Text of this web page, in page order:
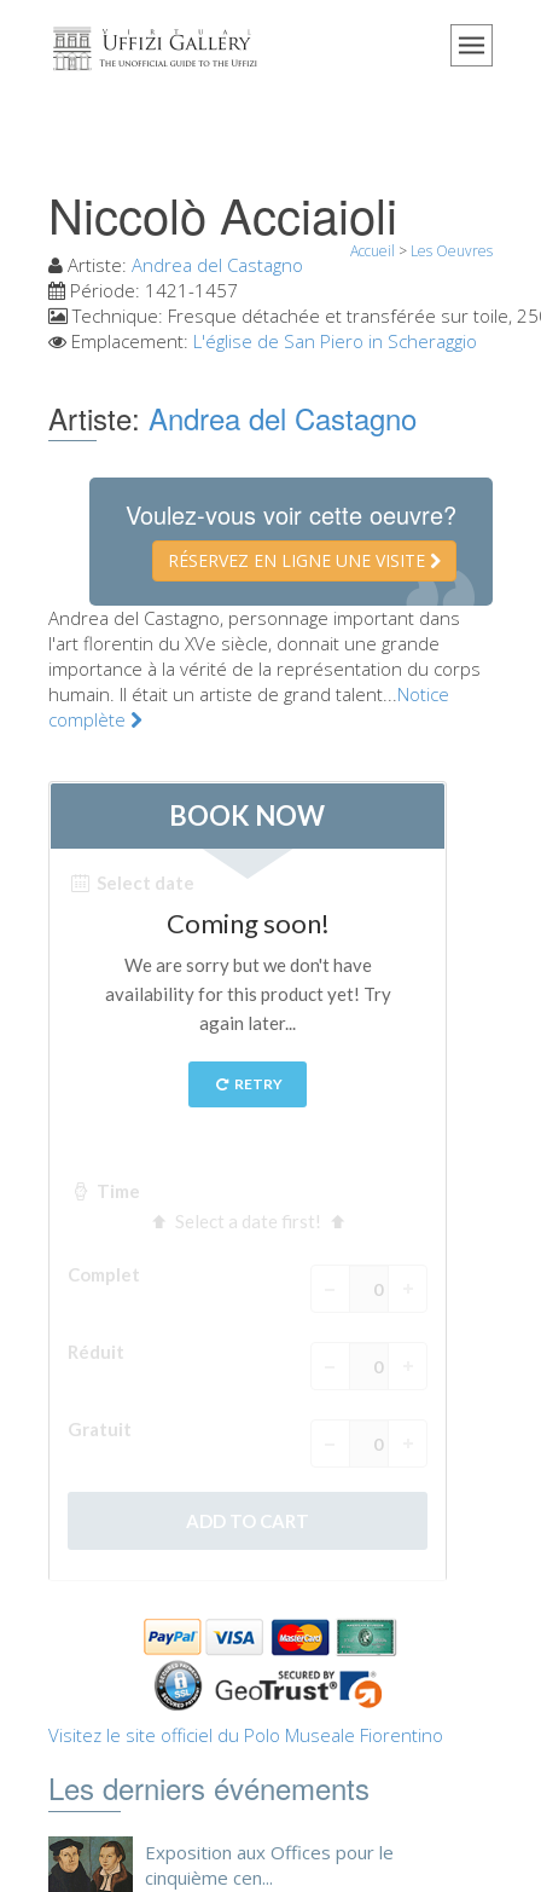
Accueil
Événements et expositions
L' avis des visiteurs
Contact
Explorer la Galerie
Visite virtuelle
Les Oeuvres
Les Salles
Les Artistes
Les nouvelles salles
Les autres Musées
Le Musée national du Bargello
La Galerie Palatine
Les Chapelles Médicis
Le Musée de San Marco
Musée Archéologique
Opificio delle Pietre Dure
Le Musée Galilée
La tour d'Arnolfo
Santa Maria Novella
中文
ESPAÑOL
Niccolò Acciaioli
Accueil > Les Oeuvres
Artiste: Andrea del Castagno
Période: 1421-1457
Technique: Fresque détachée et transférée sur toile,
Emplacement: L'église de San Piero in Scheraggio
Artiste: Andrea del Castagno
Voulez-vous voir cette oeuvre?
RÉSERVEZ EN LIGNE UNE VISITE
Andrea del Castagno, personnage important dans
l'art florentin du XVe siècle, donnait une grande
importance à la vérité de la représentation du corps
humain. Il était un artiste de grand talent...Notice
complète
Visitez le site officiel du Polo Museale Fiorentino
Les derniers événements
Exposition aux Offices pour le
cinquième cen...